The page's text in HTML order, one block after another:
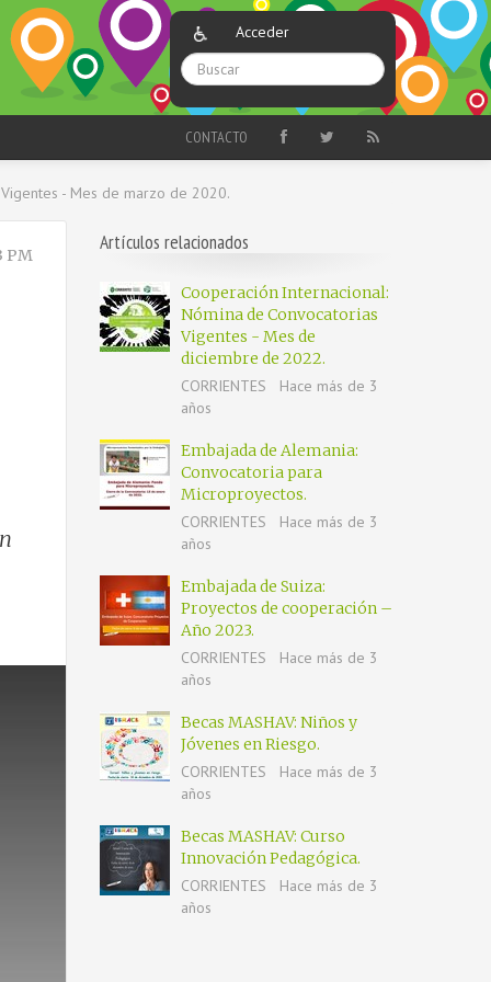
Acceder
CONTACTO
- Mes de marzo de 2020.
PM
Artículos relacionados
Cooperación Internacional:
Nómina de Convocatorias
Vigentes - Mes de
diciembre de 2022.
CORRIENTES
Hace más de 3
años
Embajada de Alemania:
Convocatoria para
Microproyectos.
CORRIENTES
Hace más de 3
años
Embajada de Suiza:
Proyectos de cooperación –
Año 2023.
CORRIENTES
Hace más de 3
años
Becas MASHAV: Niños y
Jóvenes en Riesgo.
CORRIENTES
Hace más de 3
años
Becas MASHAV: Curso
Innovación Pedagógica.
CORRIENTES
Hace más de 3
años